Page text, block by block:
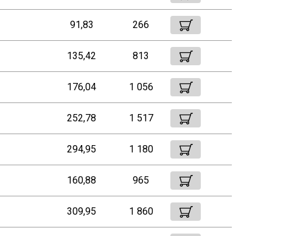
91,83 266
135,42 813
176,04 1 056
252,78 1 517
294,95 1 180
160,88 965
309,95 1 860